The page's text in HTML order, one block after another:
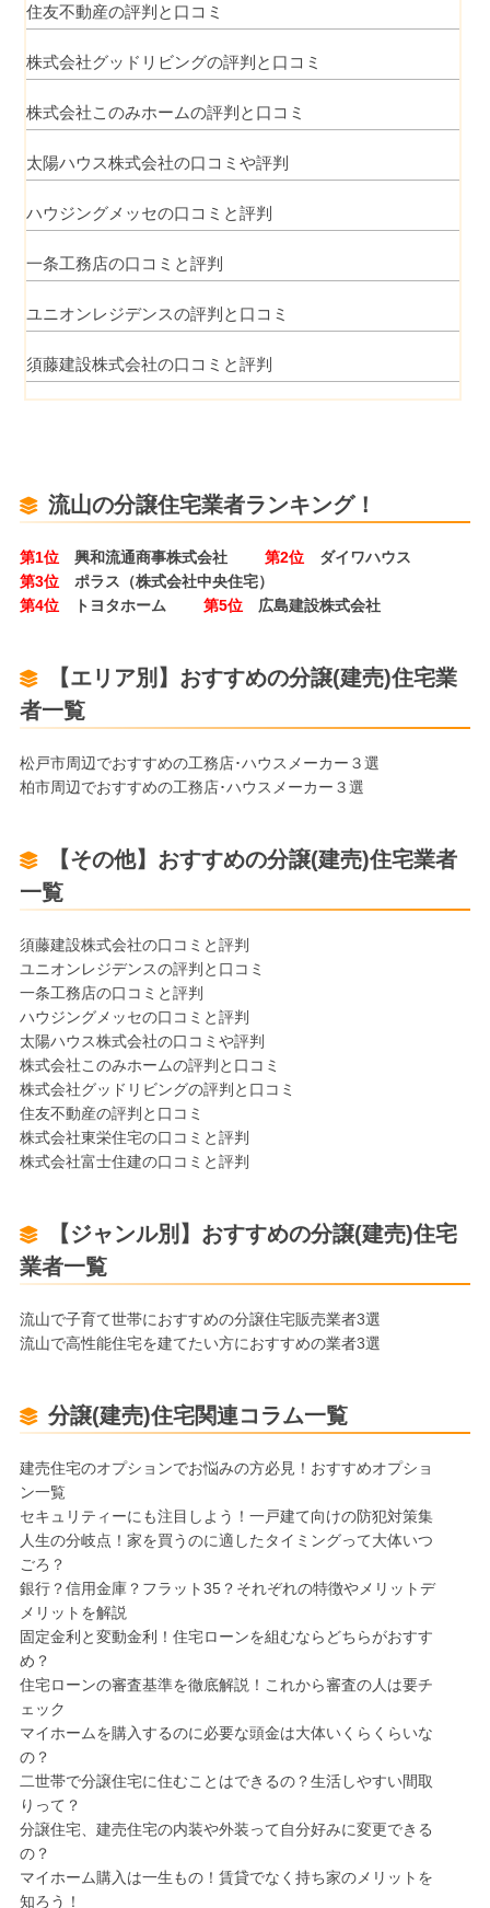
住友不動産の評判と口コミ
株式会社グッドリビングの評判と口コミ
株式会社このみホームの評判と口コミ
太陽ハウス株式会社の口コミや評判
ハウジングメッセの口コミと評判
一条工務店の口コミと評判
ユニオンレジデンスの評判と口コミ
須藤建設株式会社の口コミと評判
流山の分譲住宅業者ランキング！
第1位 興和流通商事株式会社 第2位
ダイワハウス
第3位
ポラス（株式会社中央住宅）
第4位
トヨタホーム 第5位 広島建設株式会社
【エリア別】おすすめの分譲(建売)住宅業
者一覧
松戸市周辺でおすすめの工務店･ハウスメーカー３選
柏市周辺でおすすめの工務店･ハウスメーカー３選
【その他】おすすめの分譲(建売)住宅業者
一覧
須藤建設株式会社の口コミと評判
ユニオンレジデンスの評判と口コミ
一条工務店の口コミと評判
ハウジングメッセの口コミと評判
太陽ハウス株式会社の口コミや評判
株式会社このみホームの評判と口コミ
株式会社グッドリビングの評判と口コミ
住友不動産の評判と口コミ
株式会社東栄住宅の口コミと評判
株式会社富士住建の口コミと評判
【ジャンル別】おすすめの分譲(建売)住宅
業者一覧
流山で子育て世帯におすすめの分譲住宅販売業者3選
流山で高性能住宅を建てたい方におすすめの業者3選
分譲(建売)住宅関連コラム一覧
建売住宅のオプションでお悩みの方必見！おすすめオプショ
ン一覧
セキュリティーにも注目しよう！一戸建て向けの防犯対策集
人生の分岐点！家を買うのに適したタイミングって大体いつ
ごろ？
銀行？信用金庫？フラット35？それぞれの特徴やメリットデ
メリットを解説
固定金利と変動金利！住宅ローンを組むならどちらがおすす
め？
住宅ローンの審査基準を徹底解説！これから審査の人は要チ
ェック
マイホームを購入するのに必要な頭金は大体いくらくらいな
の？
二世帯で分譲住宅に住むことはできるの？生活しやすい間取
りって？
分譲住宅、建売住宅の内装や外装って自分好みに変更できる
の？
マイホーム購入は一生もの！賃貸でなく持ち家のメリットを
知ろう！